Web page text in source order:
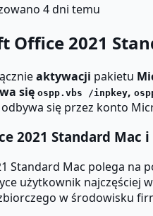
4 dni temu
Office 2021
aktywacji pakietu
się ospp.vbs /inpkey,
się przez konto
2021 Standard Mac
Standard Mac polega na
użytkownik
w środowisku